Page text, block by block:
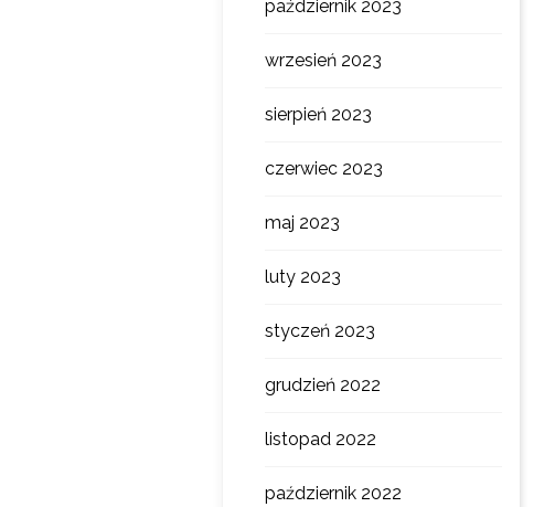
październik 2023
wrzesień 2023
sierpień 2023
czerwiec 2023
maj 2023
luty 2023
styczeń 2023
grudzień 2022
listopad 2022
październik 2022